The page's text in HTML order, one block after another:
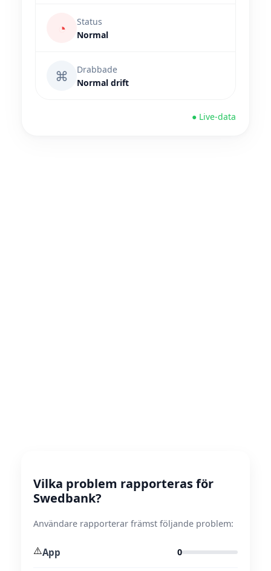
◔
Status
Normal
⌘
Drabbade
Normal drift
● Live-data
Vilka problem rapporteras för
Swedbank?
Användare rapporterar främst följande problem:
⚠️App 0